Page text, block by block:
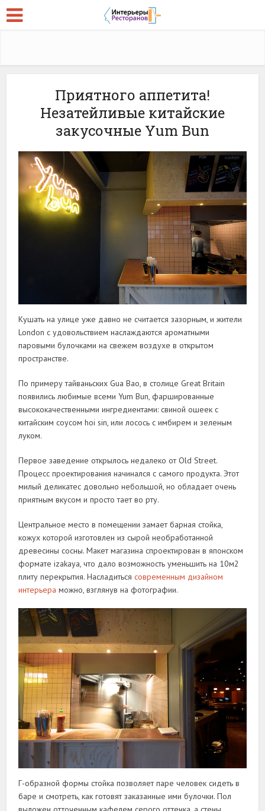
Приятного аппетита!
Незатейливые китайские
закусочные Yum Bun
Кушать на улице уже давно не считается зазорным, и жители
London с удовольствием наслаждаются ароматными
паровыми булочками на свежем воздухе в открытом
пространстве.
По примеру тайваньских Gua Bao, в столице Great Britain
появились любимые всеми Yum Bun, фаршированные
высококачественными ингредиентами: свиной ошеек с
китайским соусом hoi sin, или лосось с имбирем и зеленым
луком.
Первое заведение открылось недалеко от Old Street.
Процесс проектирования начинался с самого продукта. Этот
милый деликатес довольно небольшой, но обладает очень
приятным вкусом и просто тает во рту.
Центральное место в помещении замает барная стойка,
кожух которой изготовлен из сырой необработанной
древесины сосны. Макет магазина спроектирован в японском
формате izakaya, что дало возможность уменьшить на 10м2
плиту перекрытия. Насладитьсясовременным дизайном
интерьера можно, взглянув на фотографии.
Г-образной формы стойка позволяет паре человек сидеть в
баре и смотреть, как готовят заказанные ими булочки. Пол